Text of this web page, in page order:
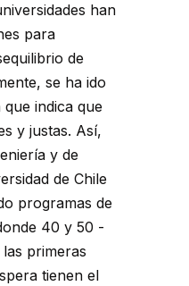
han
para
de
se ha ido
indica que
y justas. Así,
y de
de Chile
programas de
40 y 50 -
primeras
tienen el